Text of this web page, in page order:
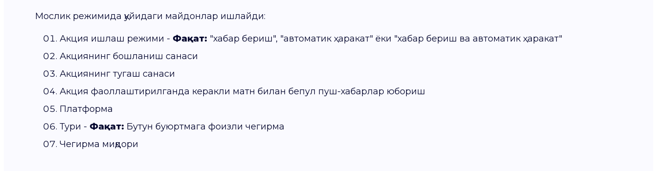
Мослик режимида қуйидаги майдонлар ишлайди:
Акция ишлаш режими - Фақат: "хабар бериш", "автоматик ҳаракат" ёки "хабар бериш ва автоматик ҳаракат"
Акциянинг бошланиш санаси
Акциянинг тугаш санаси
Акция фаоллаштирилганда керакли матн билан бепул пуш-хабарлар юбориш
Платформа
Тури - Фақат: Бутун буюртмага фоизли чегирма
Чегирма миқдори